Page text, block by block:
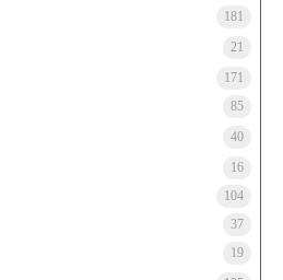
181
21
171
85
40
16
104
37
19